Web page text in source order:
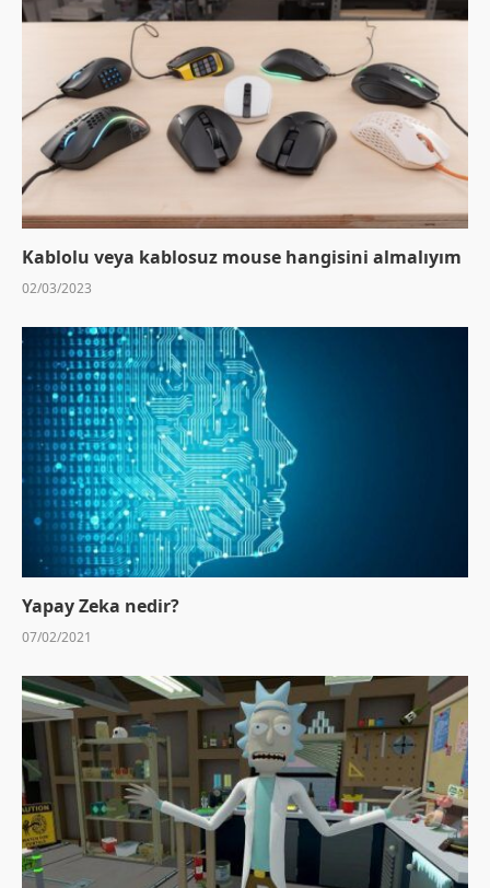
Kablolu veya kablosuz mouse hangisini almalıyım
02/03/2023
Yapay Zeka nedir?
07/02/2021